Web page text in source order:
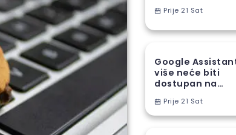
Prije 21 Sat
Google
više neće biti
dostupan na
telefonima
Prije 21 Sat